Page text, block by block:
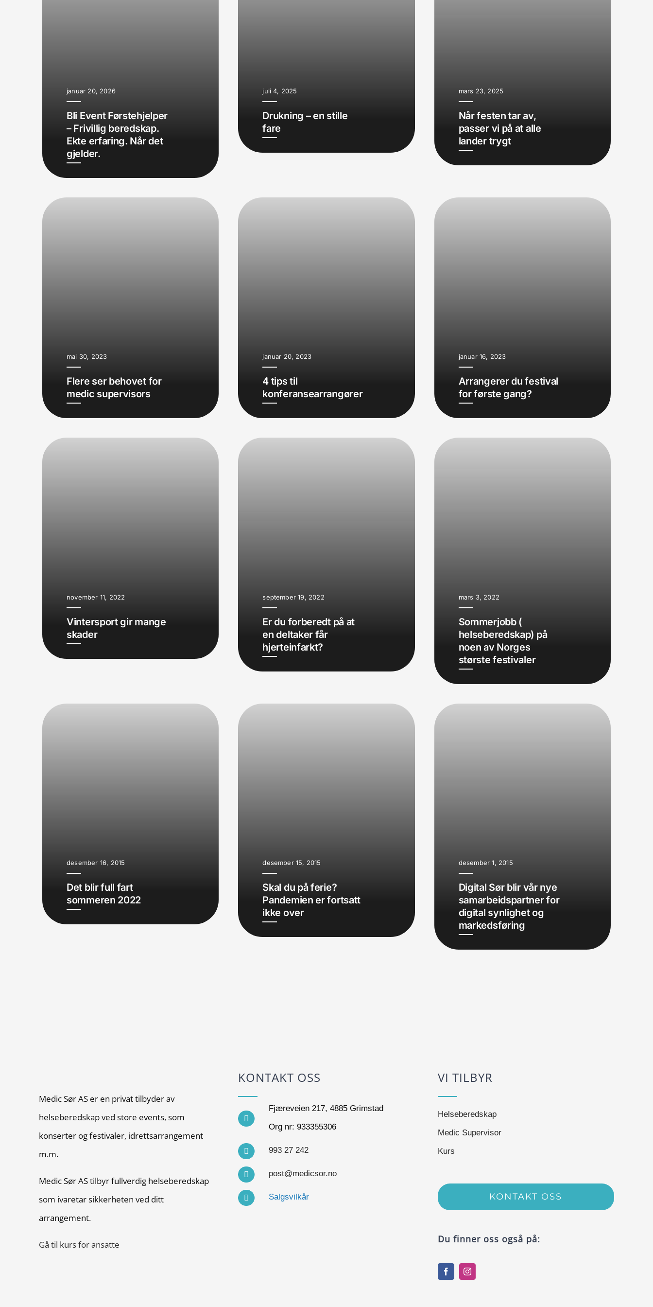
januar 20, 2026
Bli Event Førstehjelper
– Frivillig beredskap.
Ekte erfaring. Når det
gjelder.
juli 4, 2025
Drukning – en stille
fare
mars 23, 2025
Når festen tar av,
passer vi på at alle
lander trygt
mai 30, 2023
Flere ser behovet for
medic supervisors
januar 20, 2023
4 tips til
konferansearrangører
januar 16, 2023
Arrangerer du festival
for første gang?
november 11, 2022
Vintersport gir mange
skader
september 19, 2022
Er du forberedt på at
en deltaker får
hjerteinfarkt?
mars 3, 2022
Sommerjobb (
helseberedskap) på
noen av Norges
største festivaler
desember 16, 2015
Det blir full fart
sommeren 2022
desember 15, 2015
Skal du på ferie?
Pandemien er fortsatt
ikke over
desember 1, 2015
Digital Sør blir vår nye
samarbeidspartner for
digital synlighet og
markedsføring
Medic Sør AS er en privat tilbyder av
helseberedskap ved store events, som
konserter og festivaler, idrettsarrangement
m.m.
Medic Sør AS tilbyr fullverdig helseberedskap
som ivaretar sikkerheten ved ditt
arrangement.
Gå til kurs for ansatte
KONTAKT OSS
Fjæreveien 217, 4885 Grimstad
Org nr: 933355306
993 27 242
post@medicsor.no
Salgsvilkår
VI TILBYR
Helseberedskap
Medic Supervisor
Kurs
KONTAKT OSS
Du finner oss også på: